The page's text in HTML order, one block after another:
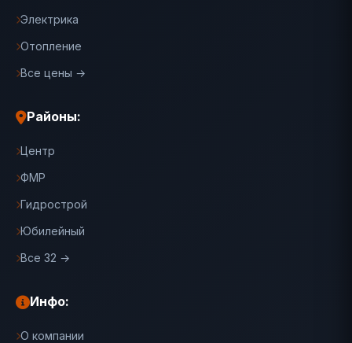
Электрика
Отопление
Все цены →
Районы:
Центр
ФМР
Гидрострой
Юбилейный
Все 32 →
Инфо:
О компании